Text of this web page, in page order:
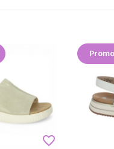
favorite_border